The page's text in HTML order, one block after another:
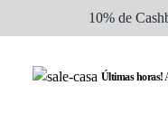
10% de
Últimas horas!